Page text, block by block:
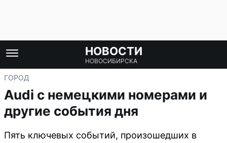
НОВОСТИ
НОВОСИБИРСКА
ГОРОД
Audi с немецкими номерами и
другие события дня
Пять ключевых событий, произошедших в